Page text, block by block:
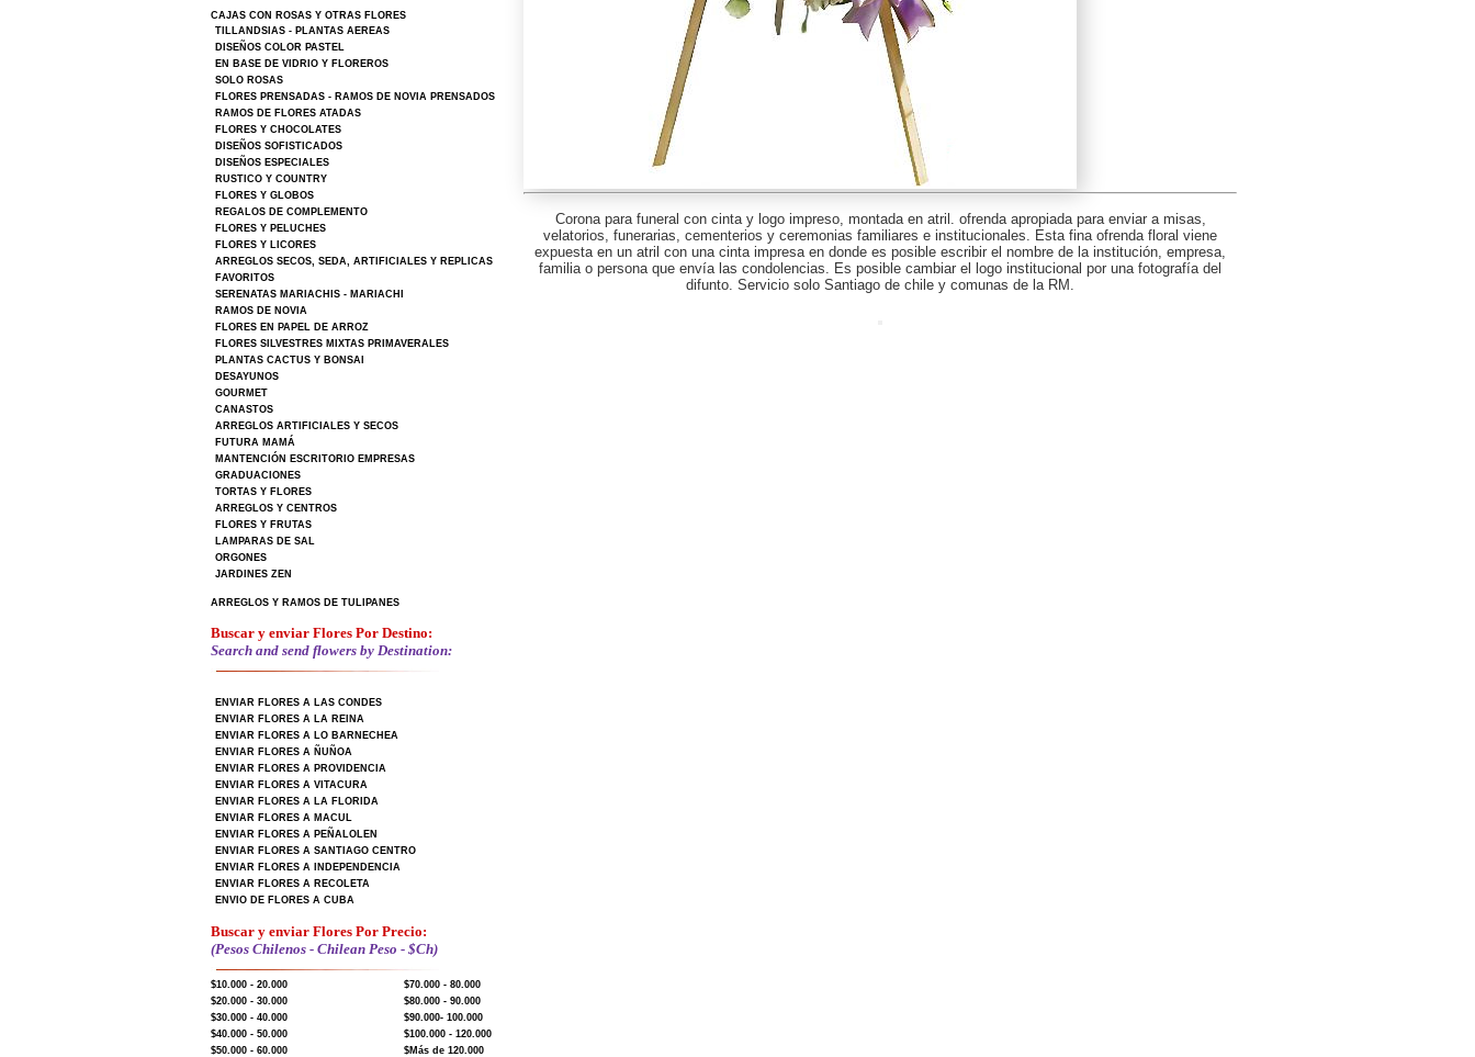
CAJAS CON ROSAS Y OTRAS FLORES
TILLANDSIAS - PLANTAS AEREAS
DISEÑOS COLOR PASTEL
EN BASE DE VIDRIO Y FLOREROS
SOLO ROSAS
FLORES PRENSADAS - RAMOS DE NOVIA PRENSADOS
RAMOS DE FLORES ATADAS
FLORES Y CHOCOLATES
DISEÑOS SOFISTICADOS
DISEÑOS ESPECIALES
RUSTICO Y COUNTRY
FLORES Y GLOBOS
REGALOS DE COMPLEMENTO
FLORES Y PELUCHES
FLORES Y LICORES
ARREGLOS SECOS, SEDA, ARTIFICIALES Y REPLICAS
FAVORITOS
SERENATAS MARIACHIS - MARIACHI
RAMOS DE NOVIA
FLORES EN PAPEL DE ARROZ
FLORES SILVESTRES MIXTAS PRIMAVERALES
PLANTAS CACTUS Y BONSAI
DESAYUNOS
GOURMET
CANASTOS
ARREGLOS ARTIFICIALES Y SECOS
FUTURA MAMÁ
MANTENCIÓN ESCRITORIO EMPRESAS
GRADUACIONES
TORTAS Y FLORES
ARREGLOS Y CENTROS
FLORES Y FRUTAS
LAMPARAS DE SAL
ORGONES
JARDINES ZEN
ARREGLOS Y RAMOS DE TULIPANES
Buscar y enviar Flores Por Destino:
Search and send flowers by Destination:
ENVIAR FLORES A LAS CONDES
ENVIAR FLORES A LA REINA
ENVIAR FLORES A LO BARNECHEA
ENVIAR FLORES A ÑUÑOA
ENVIAR FLORES A PROVIDENCIA
ENVIAR FLORES A VITACURA
ENVIAR FLORES A LA FLORIDA
ENVIAR FLORES A MACUL
ENVIAR FLORES A PEÑALOLEN
ENVIAR FLORES A SANTIAGO CENTRO
ENVIAR FLORES A INDEPENDENCIA
ENVIAR FLORES A RECOLETA
ENVIO DE FLORES A CUBA
Buscar y enviar Flores Por Precio:
(Pesos Chilenos - Chilean Peso - $Ch)
$10.000 - 20.000
$70.000 - 80.000
$20.000 - 30.000
$80.000 - 90.000
$30.000 - 40.000
$90.000- 100.000
$40.000 - 50.000
$100.000 - 120.000
$50.000 - 60.000
$Más de 120.000
Corona para funeral con cinta y logo impreso, montada en atril. ofrenda apropiada para enviar a misas,
velatorios, funerarias, cementerios y ceremonias familiares e institucionales. Esta fina ofrenda floral viene
expuesta en un atril con una cinta impresa en donde es posible escribir el nombre de la institución, empresa,
familia o persona que envía las condolencias. Es posible cambiar el logo institucional por una fotografía del
difunto. Servicio solo Santiago de chile y comunas de la RM.